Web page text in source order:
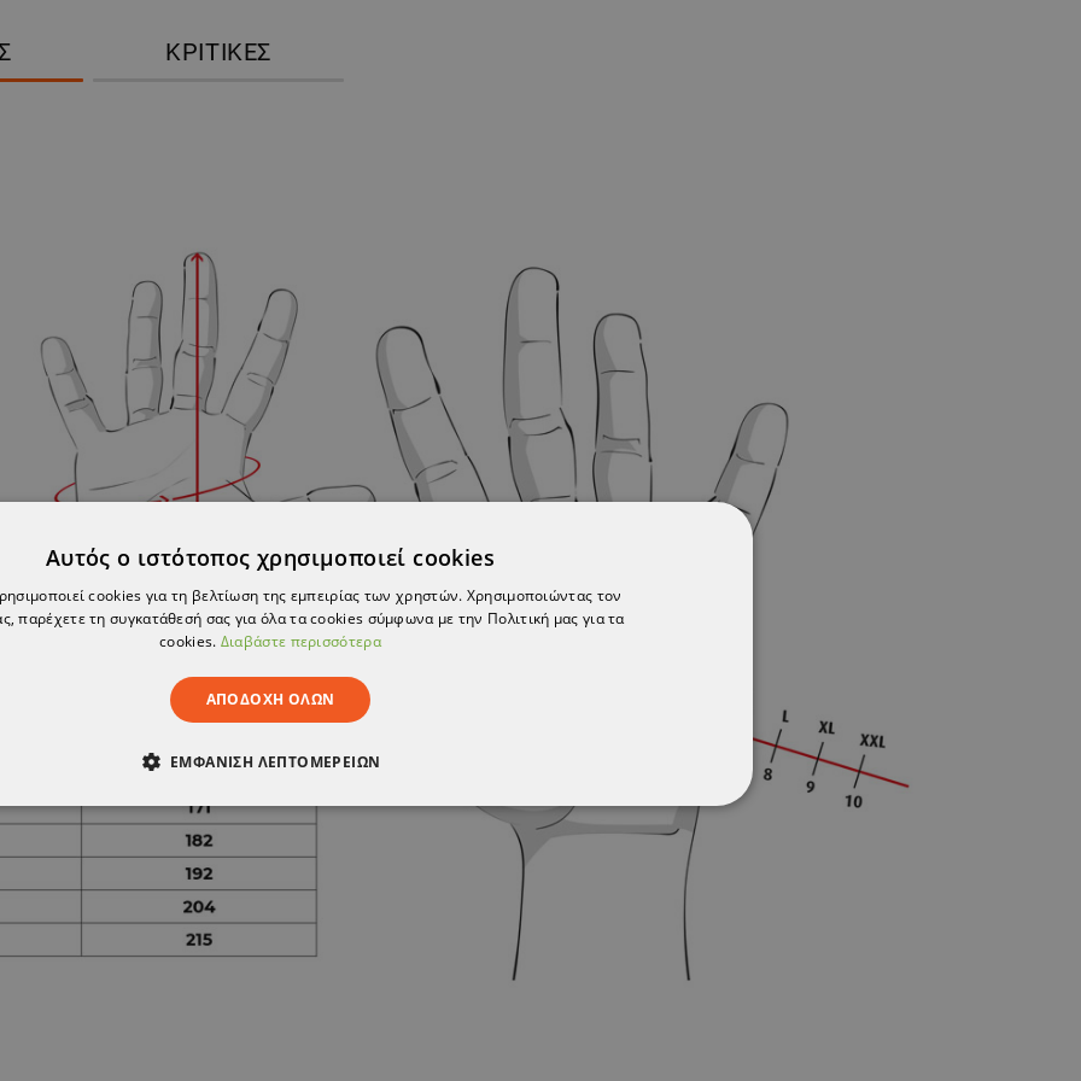
ΚΡΙΤΙΚΈΣ
Αυτός ο ιστότοπος χρησιμοποιεί cookies
cookies για τη βελτίωση της εμπειρίας των χρηστών. Χρησιμοποιώντας τον
παρέχετε τη συγκατάθεσή σας για όλα τα cookies σύμφωνα με την Πολιτική μας για τα
cookies. Διαβάστε περισσότερα
ΑΠΟΔΟΧΉ ΌΛΩΝ
ΕΜΦΆΝΙΣΗ ΛΕΠΤΟΜΕΡΕΙΏΝ
ΑΠΌΔΟΣΗΣ ΣΤΌΧΕΥΣΗΣ ΛΕΙΤΟΥΡΓΙΚΌΤΗΤΑΣ